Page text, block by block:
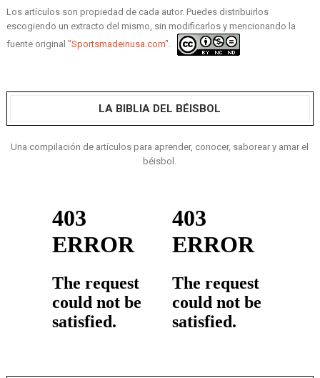
Los artículos son propiedad de cada autor. Puedes distribuirlos
escogiendo un extracto del mismo, sin modificarlos y mencionando la
fuente original "Sportsmadeinusa.com".
LA BIBLIA DEL BÉISBOL
Una compilación de artículos para aprender, conocer, saborear y amar el
béisbol.